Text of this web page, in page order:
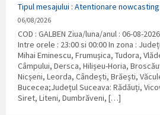
Tipul mesajului : Atentionare nowcasting
06/08/2026
COD : GALBEN Ziua/luna/anul : 06-08-
Intre orele : 23:00 si 00:00 In zona :
Mihai Eminescu, Frumușica, Tudora,
Câmpului, Dersca, Hilișeu-Horia,
Nicșeni, Leorda, Cândești, Brăești,
Bucecea;Județul Suceava: Rădăuți,
Siret, Liteni, Dumbrăveni, […]